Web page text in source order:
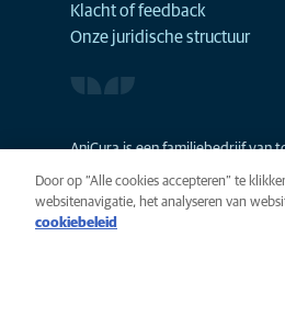
Klacht of feedback
Onze juridische structuur
AniCura is een familiebedrijf van
Door op “Alle cookies accepteren” te
websitenavigatie, het analyseren van
cookiebeleid